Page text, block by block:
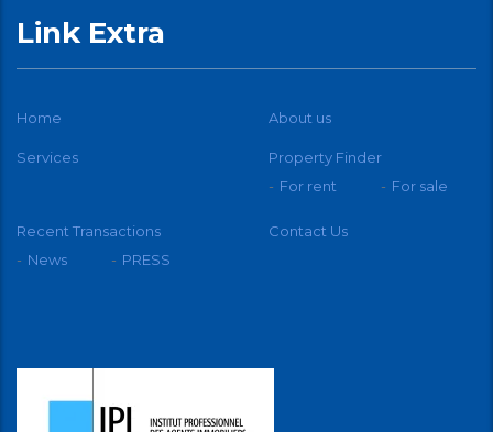
Link Extra
Home About us
Services
Property Finder
For rent
For sale
Recent Transactions
News
PRESS
Contact Us